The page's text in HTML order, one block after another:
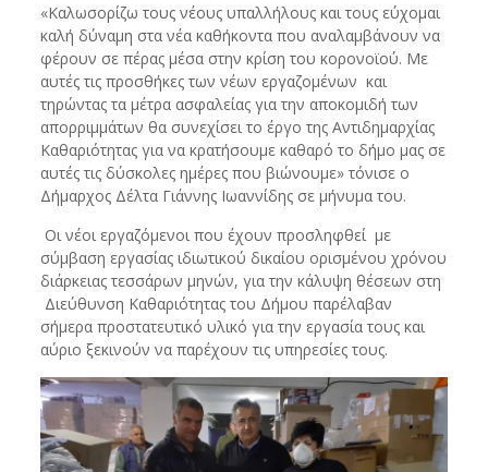
«Καλωσορίζω τους νέους υπαλλήλους και τους εύχομαι
καλή δύναμη στα νέα καθήκοντα που αναλαμβάνουν να
φέρουν σε πέρας μέσα στην κρίση του κορονοϊού. Με
αυτές τις προσθήκες των νέων εργαζομένων και
τηρώντας τα μέτρα ασφαλείας για την αποκομιδή των
απορριμμάτων θα συνεχίσει το έργο της Αντιδημαρχίας
Καθαριότητας για να κρατήσουμε καθαρό το δήμο μας σε
αυτές τις δύσκολες ημέρες που βιώνουμε» τόνισε ο
Δήμαρχος Δέλτα Γιάννης Ιωαννίδης σε μήνυμα του.
Οι νέοι εργαζόμενοι που έχουν προσληφθεί με
σύμβαση εργασίας ιδιωτικού δικαίου ορισμένου χρόνου
διάρκειας τεσσάρων μηνών, για την κάλυψη θέσεων στη
Διεύθυνση Καθαριότητας του Δήμου παρέλαβαν
σήμερα προστατευτικό υλικό για την εργασία τους και
αύριο ξεκινούν να παρέχουν τις υπηρεσίες τους.